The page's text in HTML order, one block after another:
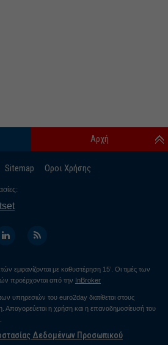
Sitemap Οροι Χρήσης
Αρχή
εμφανίζονται με καθυστέρηση 15’. Οι τιμές των
προέρχονται από την InBroker
υπηρεσιών του euro2day διατίθεται στους
Απαγορεύεται η χρήση και η επαναδημοσίευσή του
Δεδομένων Προσωπικού